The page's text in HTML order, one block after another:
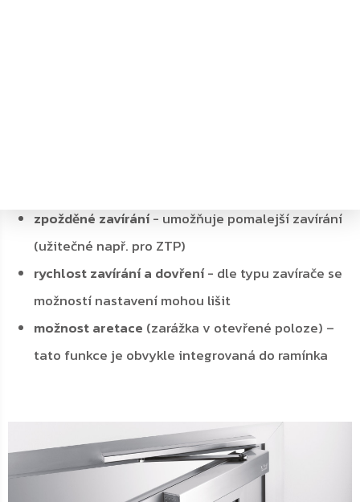
zpožděné zavírání- umožňuje pomalejší zavírání
(užitečné např. pro ZTP)
rychlost zavírání a dovření- dle typu zavírače se
možností nastavení mohou lišit
možnost aretace (zarážka v otevřené poloze) –
tato funkce je obvykle integrovaná do ramínka